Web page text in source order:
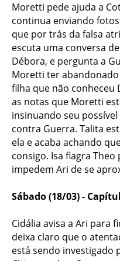
Moretti pede ajuda a
continua enviando
que por trás da falsa
escuta uma conversa
Débora, e pergunta a
Moretti ter abandonado
filha que não conheceu
as notas que Moretti
insinuando seu
contra Guerra. Talita
ela e acaba achando
consigo. Isa flagra Theo
impedem Ari de se
Sábado (18/03) -
Cidália avisa a Ari para
deixa claro que o
está sendo investigado